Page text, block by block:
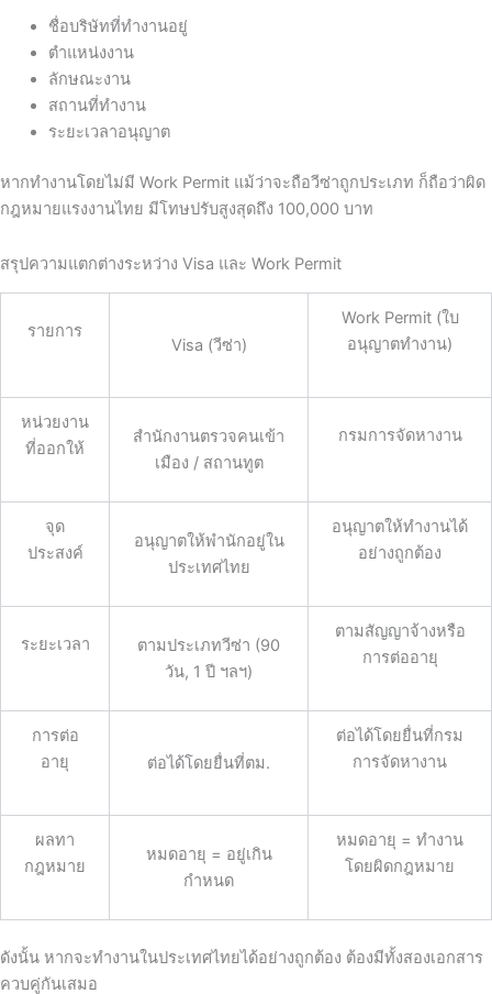
ชื่อบริษัทที่ทำงานอยู่
ตำแหน่งงาน
ลักษณะงาน
สถานที่ทำงาน
ระยะเวลาอนุญาต
หากทำงานโดยไม่มี Work Permit แม้ว่าจะถือวีซ่าถูกประเภท ก็ถือว่าผิด
กฎหมายแรงงานไทย มีโทษปรับสูงสุดถึง 100,000 บาท
สรุปความแตกต่างระหว่าง Visa และ Work Permit
รายการ
Visa (วีซ่า)
Work Permit (ใบ
อนุญาตทำงาน)
หน่วยงาน
ที่ออกให้
สำนักงานตรวจคนเข้า
เมือง / สถานทูต
กรมการจัดหางาน
จุด
ประสงค์
อนุญาตให้พำนักอยู่ใน
ประเทศไทย
อนุญาตให้ทำงานได้
อย่างถูกต้อง
ระยะเวลา
ตามประเภทวีซ่า (90
วัน, 1 ปี ฯลฯ)
ตามสัญญาจ้างหรือ
การต่ออายุ
การต่อ
อายุ
ต่อได้โดยยื่นที่ตม.
ต่อได้โดยยื่นที่กรม
การจัดหางาน
ผลทา
กฎหมาย
หมดอายุ = อยู่เกิน
กำหนด
หมดอายุ = ทำงาน
โดยผิดกฎหมาย
ดังนั้น หากจะทำงานในประเทศไทยได้อย่างถูกต้อง ต้องมีทั้งสองเอกสาร
ควบคู่กันเสมอ